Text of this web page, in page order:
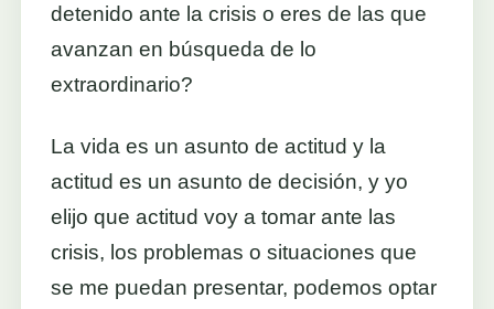
detenido ante la crisis o eres de las que
avanzan en búsqueda de lo
extraordinario?
La vida es un asunto de actitud y la
actitud es un asunto de decisión, y yo
elijo que actitud voy a tomar ante las
crisis, los problemas o situaciones que
se me puedan presentar, podemos optar